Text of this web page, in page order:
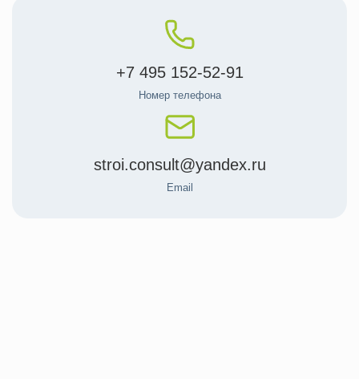
+7 495 152-52-91
Номер телефона
stroi.consult@yandex.ru
Email